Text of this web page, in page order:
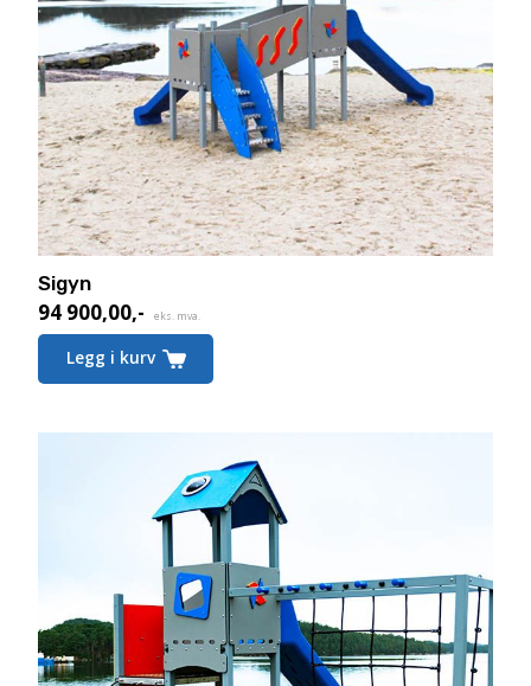
Sigyn
94 900,00,- eks. mva.
Legg i kurv